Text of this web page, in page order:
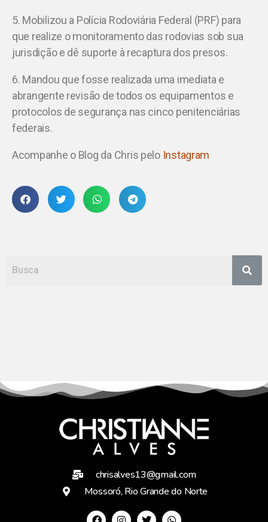
5. Mobilizou a Polícia Rodoviária Federal (PRF) para
que realize o monitoramento das rodovias sob sua
jurisdição e dê suporte à recaptura dos presos.
6. Mandou que fosse realizada uma imediata e
abrangente revisão de todos os equipamentos e
protocolos de segurança nas cinco penitenciárias
federais.
Acompanhe o Blog da Chris pelo Instagram
chrisalves13@gmail.com
Mossoró, Rio Grande do Norte